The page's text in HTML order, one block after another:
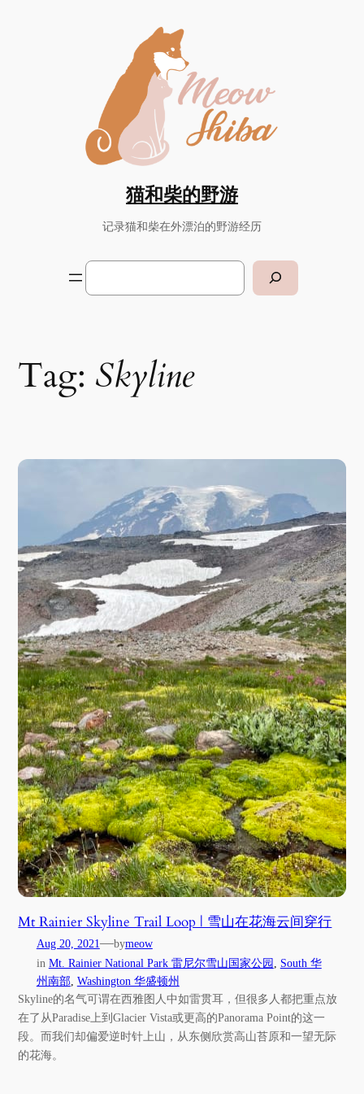
猫和柴的野游
记录猫和柴在外漂泊的野游经历
Search
Tag: Skyline
Mt Rainier Skyline Trail Loop | 雪山在花海云间穿行
Aug 20, 2021—bymeow
in Mt. Rainier National Park 雷尼尔雪山国家公园
South 华
州南部, Washington 华盛顿州
Skyline的名气可谓在西雅图人中如雷贯耳，但很多人都把重点放
在了从Paradise上到Glacier Vista或更高的Panorama Point的这一
段。而我们却偏爱逆时针上山，从东侧欣赏高山苔原和一望无际
的花海。